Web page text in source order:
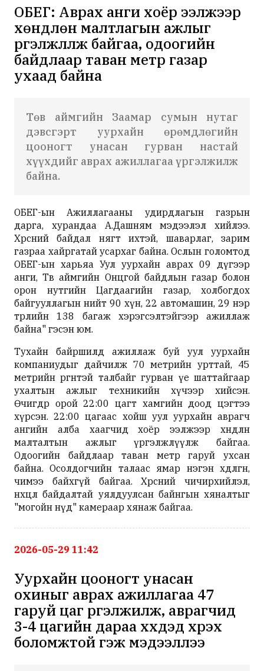
ОБЕГ: Аврах анги хоёр ээлжээр
хөндлөн малтлагын ажлыг
үргэлжлүүлж байгаа, одоогийн
байдлаар таван метр газар
ухаад байна
Төв аймгийн Заамар сумын нутаг
дэвсгэрт уурхайн өрөмдлөгийн
цооногт унасан гурван настай
хүүхдийг аврах ажиллагаа үргэлжилж
байна.
ОБЕГ-ын Ажиллагааны удирдлагын газрын
дарга, хурандаа А.Дашням мэдээлэл хийлээ.
Хөрсний байдал нягт ихтэй, шаварлаг, зарим
газраа хайргатай усархаг байна. Ослын голомтод
ОБЕГ-ын харьяа Уул уурхайн аврах 09 дүгээр
анги, Төв аймгийн Онцгой байдлын газар болон
орон нутгийн Цагдаагийн газар, холбогдох
байгууллагын нийт 90 хүн, 22 автомашин, 29 нэр
төрлийн 138 багаж хэрэгсэлтэйгээр ажиллаж
байна" гэсэн юм.
Тухайн байршилд ажиллаж буй уул уурхайн
компаниудыг дайчилж 70 метрийн урттай, 45
метрийн өргөнтэй талбайг гурван үе шаттайгаар
ухалтын ажлыг техникийн хүчээр хийсэн.
Өчигдөр орой 22:00 цагт хамгийн доод цэгтээ
хүрсэн. 22:00 цагаас хойш уул уурхайн аврагч
ангийн алба хаагчид хоёр ээлжээр хөндлөн
малталтын ажлыг үргэлжлүүлж байгаа.
Одоогийн байдлаар таван метр гаруй ухсан
байна. Осолдогчийн талаас ямар нэгэн хөдөлгөөн,
чимээ байхгүй байгаа. Хөрсний чичирхийлэл,
нөхцөл байдалтай уялдуулсан байнгын хяналтыг
"могойн нүд" камераар хянаж байгаа.
2026-05-29 11:42
Уурхайн цооногт унасан
охиныг аврах ажиллагаа 47
гаруй цаг үргэлжилж, аврагчид
3-4 цагийн дараа хүүхдэд хүрэх
боломжтой гэж мэдээллээ